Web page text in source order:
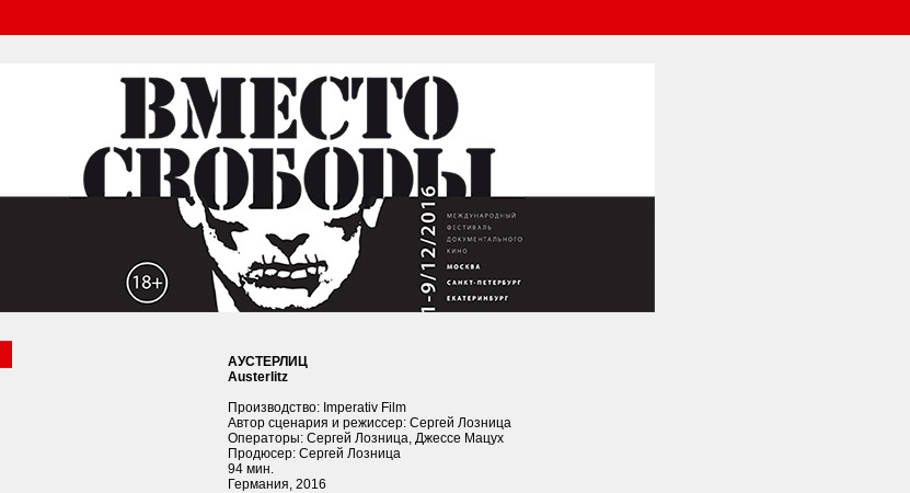
АУСТЕРЛИЦ
Austerlitz
Производство: Imperativ Film
Автор сценария и режиссер: Сергей Лозница
Операторы: Сергей Лозница, Джессе Мацух
Продюсер: Сергей Лозница
94 мин.
Германия, 2016